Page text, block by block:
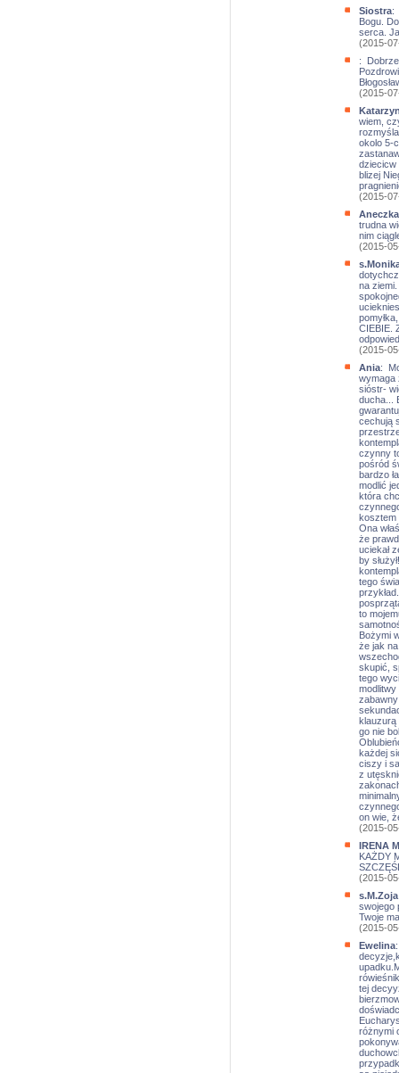
Siostra:
Bogu.
serca.
(2015-
:
(2015-
wiem,
okolo 5-
dziecicw
blizej
(2015-
Aneczka
trudna
nim
(2015-
na
CIEBIE.
(2015-
Ania:
wymaga
sióstr-
ducha...
cechują
czynny
pośród
bardzo
modlić
która
kosztem
Ona
że
uciekał
by
tego
to
Bożymi
że jak
skupić,
tego
modlitwy
klauzurą
go nie
każdej
ciszy i
z
on wie,
(2015-
IRENA
KAŻDY
(2015-
s.M.Zoja
swojego
Twoje
(2015-
Ewelina
tej
różnymi